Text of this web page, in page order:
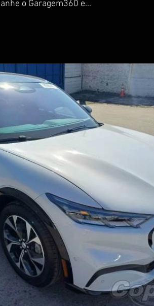
tecnologia embarcada. Acompanhe o Garagem360 e...